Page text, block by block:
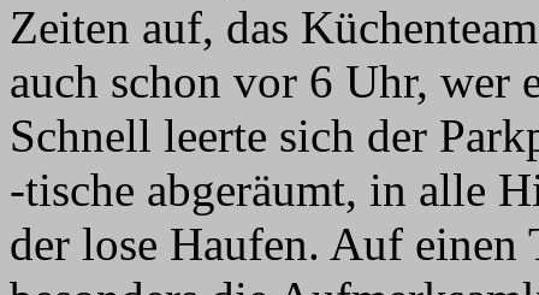
Zeiten auf, das
auch schon vor 6 Uhr, wer
Schnell leerte sich der
-tische abgeräumt, in alle
der lose Haufen. Auf einen